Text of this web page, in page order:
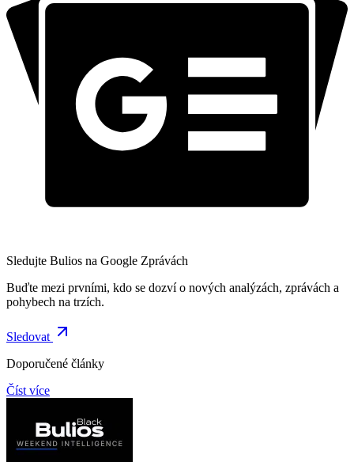
Sledujte Bulios na Google Zprávách
Buďte mezi prvními, kdo se dozví o nových analýzách, zprávách a
pohybech na trzích.
Sledovat
Doporučené články
Číst více